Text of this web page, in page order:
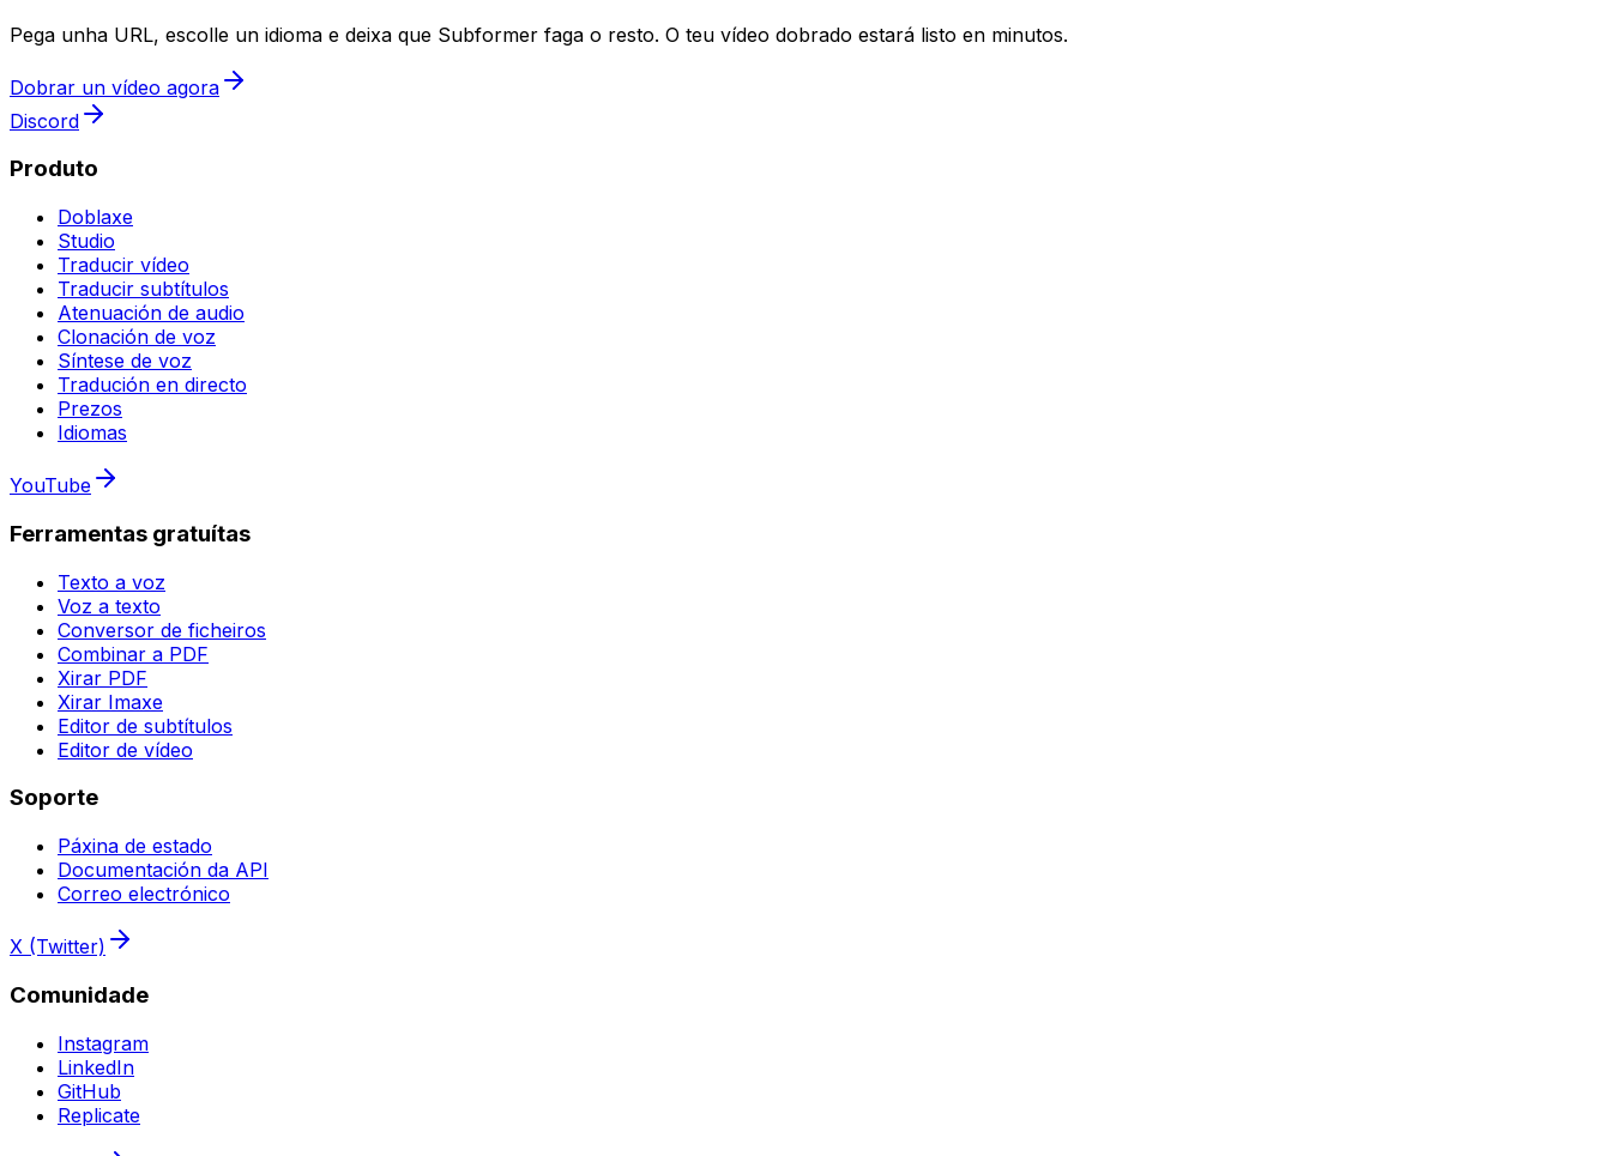
Pega unha URL, escolle un idioma e deixa que Subformer faga o resto. O teu vídeo dobrado estará listo en minutos.
Dobrar un vídeo agora
Discord
Produto
Doblaxe
Studio
Traducir vídeo
Traducir subtítulos
Atenuación de audio
Clonación de voz
Síntese de voz
Tradución en directo
Prezos
Idiomas
YouTube
Ferramentas gratuítas
Texto a voz
Voz a texto
Conversor de ficheiros
Combinar a PDF
Xirar PDF
Xirar Imaxe
Editor de subtítulos
Editor de vídeo
Soporte
Páxina de estado
Documentación da API
Correo electrónico
X (Twitter)
Comunidade
Instagram
LinkedIn
GitHub
Replicate